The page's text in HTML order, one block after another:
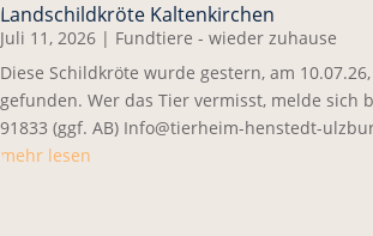
Landschildkröte Kaltenkirchen
Juli 11, 2026 | Fundtiere - wieder zuhause
Diese Schildkröte wurde gestern, am
gefunden. Wer das Tier vermisst, melde sich
91833 (ggf. AB) Info@tierheim-henstedt-
mehr lesen